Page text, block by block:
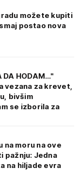
možete kupiti
postao nova
DA HODAM..."
vezana za krevet,
bivšim
se izborila za
na moru na ove
pažnju: Jedna
na hiljade evra